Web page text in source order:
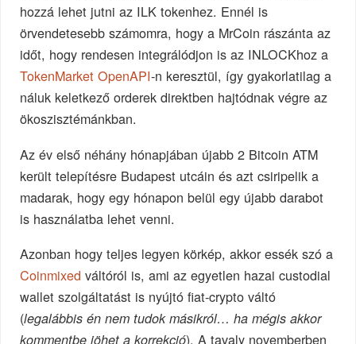
hozzá lehet jutni az ILK tokenhez. Ennél is
örvendetesebb számomra, hogy a MrCoin rászánta az
időt, hogy rendesen integrálódjon is az INLOCKhoz a
TokenMarket OpenAPI-n keresztül, így gyakorlatilag a
náluk keletkező orderek direktben hajtódnak végre az
ökoszisztémánkban.
Az év első néhány hónapjában újabb 2 Bitcoin ATM
került telepítésre Budapest utcáin és azt csiripelik a
madarak, hogy egy hónapon belül egy újabb darabot
is használatba lehet venni.
Azonban hogy teljes legyen körkép, akkor essék szó a
Coinmixed váltóról is, ami az egyetlen hazai custodial
wallet szolgáltatást is nyújtó fiat-crypto váltó
(legalábbis én nem tudok másikról… ha mégis akkor
kommentbe jöhet a korrekció). A tavaly novemberben